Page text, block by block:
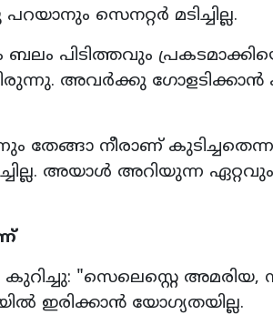
സെനറ്റർ മടിച്ചില്ല.
ബലം പിടിത്തവും
അവർക്കു ഗോളടിക്കാൻ
തേങ്ങാ നീരാണ്
അയാൾ അറിയുന്ന ഏറ്റവും
"സെലെസ്റ്റെ അമരിയ,
ഇരിക്കാൻ യോഗ്യതയില്ല.